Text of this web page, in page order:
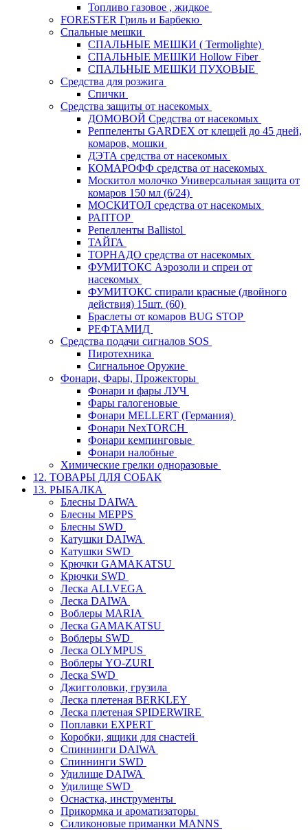
Топливо газовое , жидкое
FORESTER Гриль и Барбекю
Спальные мешки
СПАЛЬНЫЕ МЕШКИ ( Termolighte)
СПАЛЬНЫЕ МЕШКИ Hollow Fiber
СПАЛЬНЫЕ МЕШКИ ПУХОВЫЕ
Средства для розжига
Спички
Средства защиты от насекомых
ДОМОВОЙ Средства от насекомых
Реппеленты GARDEX от клещей до 45 дней,
комаров, мошки
ДЭТА средства от насекомых
КОМАРОФФ средства от насекомых
Москитол молочко Универсальная защита от
комаров 150 мл (6/24)
МОСКИТОЛ средства от насекомых
РАПТОР
Репелленты Ballistol
ТАЙГА
ТОРНАДО средства от насекомых
ФУМИТОКС Аэрозоли и спреи от
насекомых
ФУМИТОКС спирали красные (двойного
действия) 15шт. (60)
Браслеты от комаров BUG STOP
РЕФТАМИД
Средства подачи сигналов SOS
Пиротехника
Сигнальное Оружие
Фонари, Фары, Прожекторы
Фонари и фары ЛУЧ
Фары галогеновые
Фонари MELLERT (Германия)
Фонари NexTORCH
Фонари кемпинговые
Фонари налобные
Химические грелки одноразовые
12. ТОВАРЫ ДЛЯ СОБАК
13. РЫБАЛКА
Блесны DAIWA
Блесны MEPPS
Блесны SWD
Катушки DAIWA
Катушки SWD
Крючки GAMAKATSU
Крючки SWD
Леска ALLVEGA
Леска DAIWA
Воблеры MARIA
Леска GAMAKATSU
Воблеры SWD
Леска OLYMPUS
Воблеры YO-ZURI
Леска SWD
Джигголовки, грузила
Леска плетеная BERKLEY
Леска плетеная SPIDERWIRE
Поплавки EXPERT
Коробки, ящики для снастей
Спиннинги DAIWA
Спиннинги SWD
Удилище DAIWA
Удилище SWD
Оснастка, инструменты
Прикормка и ароматизаторы
Силиконовые приманки MANNS